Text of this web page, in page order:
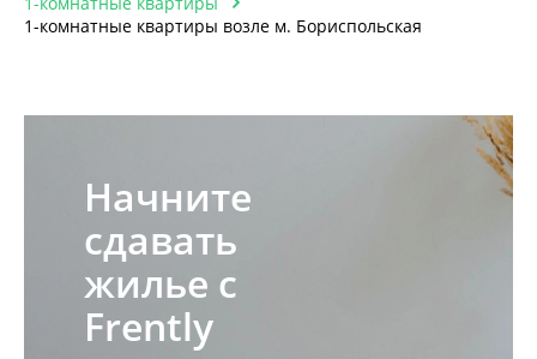
1-комнатные квартиры возле м. Бориспольская
Начните
сдавать
жилье с
Frently